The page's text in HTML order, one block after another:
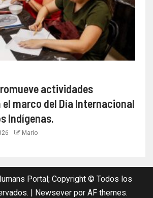
actividades
marco del Día Internacional
Indígenas.
Mario
Portal; Copyright © Todos los
Newsever por AF themes.